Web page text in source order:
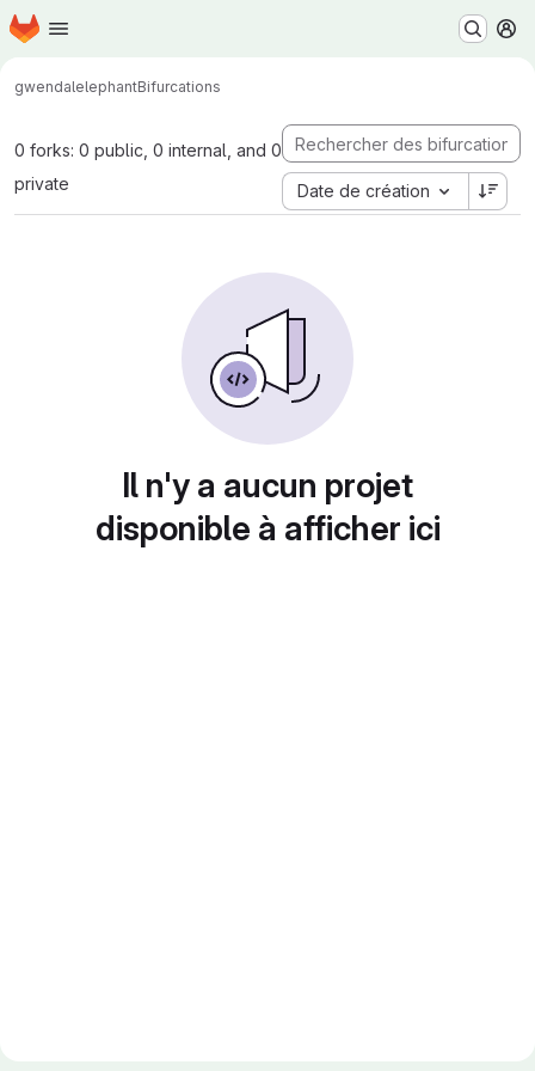
Passer au contenu principal
Page d'accueil
gwendalelephantBifurcations
0 forks: 0 public, 0 internal, and 0
private
Date de création
Il n'y a aucun projet
disponible à afficher ici